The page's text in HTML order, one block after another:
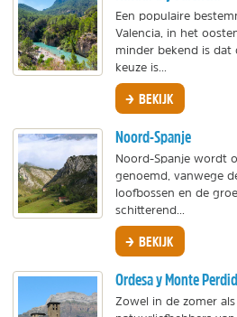
Een populaire
Valencia, in het
minder bekend is dat
keuze is...
BEKIJK
Noord-Spanje
Noord-Spanje wordt
genoemd, vanwege
loofbossen en de
schitterend...
BEKIJK
Ordesa y Monte
Zowel in de zomer